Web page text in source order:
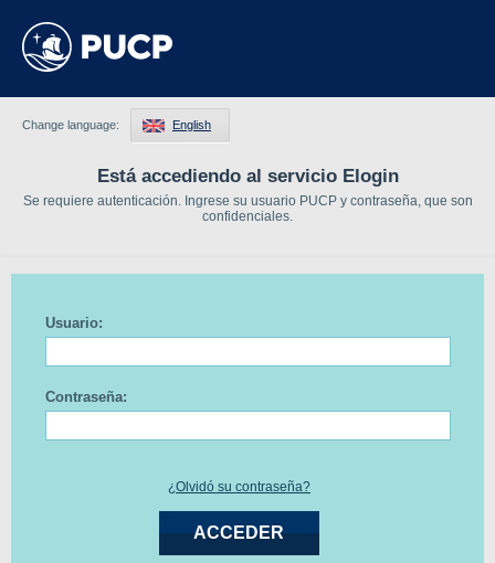
Está accediendo al servicio Elogin
Se requiere autenticación. Ingrese su usuario PUCP y contraseña, que son
confidenciales.
Change language: English
Usuario:
Contraseña:
¿Olvidó su contraseña?